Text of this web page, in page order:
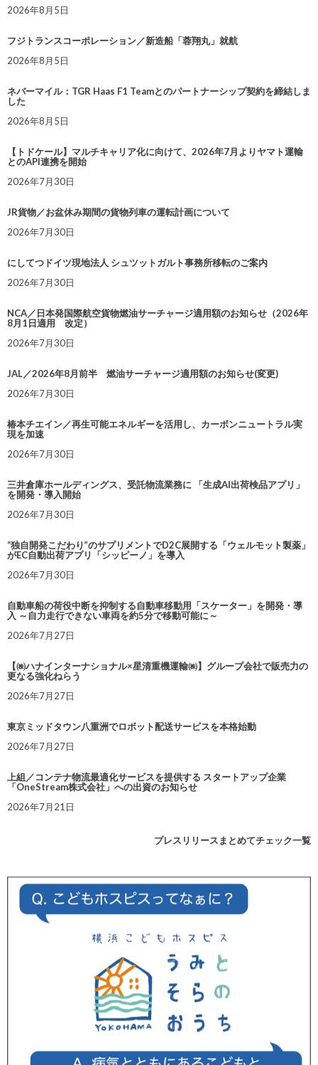
2026年8月5日
フジトランスコーポレーション／新造船「蓉翔丸」就航
2026年8月5日
ネバーマイル：TGR Haas F1 Teamとのパートナーシップ契約を締結しま
した
2026年8月5日
【トドケール】マルチキャリア化に向けて、2026年7月よりヤマト運輸
とのAPI連携を開始
2026年7月30日
JR貨物／お盆休み期間の貨物列車の運転計画について
2026年7月30日
にしてつドイツ現地法人 シュツットガルト事務所移転のご案内
2026年7月30日
NCA／日本発国際航空貨物燃油サーチャージ適用額のお知らせ（2026年
8月1日適用 改定）
2026年7月30日
JAL／2026年8月前半 燃油サーチャージ適用額のお知らせ(変更)
2026年7月30日
椿本チエイン／再生可能エネルギーを活用し、カーボンニュートラル実
現を加速
2026年7月30日
三井倉庫ホールディングス、受託物流業務に 「生成AI出荷検品アプリ」
を開発・導入開始
2026年7月30日
“独自開発こだわり”のサプリメントでD2C展開する「ウェルモット製薬」
がEC自動出荷アプリ「シッピーノ」を導入
2026年7月30日
自動車船の荷役中断を抑制する自動車移動用「スケーター」を開発・導
入 ～自力走行できない車両を約5分で移動可能に～
2026年7月27日
【㈱ハナインターナショナル×星清重機運輸㈱】グループ会社で販売力の
更なる強化ねらう
2026年7月27日
東京ミッドタウン八重洲でロボット配送サービスを本格始動
2026年7月27日
上組／コンテナ物流最適化サービスを提供する スタートアップ企業
「OneStream株式会社」への出資のお知らせ
2026年7月21日
プレスリリースまとめてチェック一覧